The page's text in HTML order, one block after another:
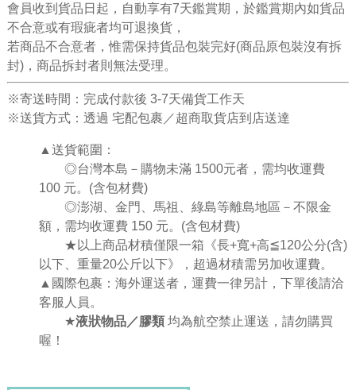
會員收到貨品日起，自動享有7天鑑賞期，於鑑賞期內如貨品
不合意或有瑕疵者均可退換貨，
若商品不合意者，惟需保持貨品包裝完好(商品原包裝沒有拆
封)，商品拆封者則無法受理。
※寄送時間：完成付款後 3-7天備貨工作天
※送貨方式：透過 宅配包裹／超商取貨店到店送達
▲送貨範圍：
◎台灣本島－購物未滿 1500元者，需均收運費
100 元。(含包材費)
◎澎湖、金門、馬祖、綠島等離島地區－不限金
額，需均收運費 150 元。(含包材費)
★ 以上商品材積僅限一箱《長+寬+高≦120公分(含)
以下、重量20公斤以下》，超過材積需另加收運費。
▲國際包裹：海外運送者，運費一律另計，下單後請洽
客服人員。
★液狀物品／膠類均為航空禁止運送，請勿購買
喔！